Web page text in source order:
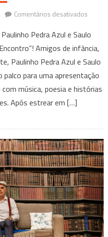
Comentários desativados
ARTE
DO
–
Com
Saulo
Pedra Azul e Saulo
Amigos de infância,
Paulinho Pedra Azul e Saulo
palco para uma apresentação
música, poesia e histórias
Após estrear em […]